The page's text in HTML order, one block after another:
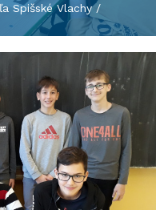
Spišské Vlachy /